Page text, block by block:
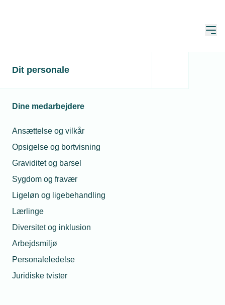
Dit personale
Dine medarbejdere
Ansættelse og vilkår
Opsigelse og bortvisning
Graviditet og barsel
Sygdom og fravær
Ligeløn og ligebehandling
Lærlinge
Diversitet og inklusion
Arbejdsmiljø
Personaleledelse
Juridiske tvister
Vejen til EUD
Erhvervsuddannelser
Efteruddannelse og tilskud
Beregn din refusion ved uddannelse
Få uddannet en arbejdsmand
Tilskud til efter- og videreuddannelse via
kompetenceudviklingsfonde
VEU-omstillingsfonden - tilskud til akademi- og